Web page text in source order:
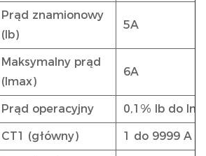
Prąd znamionowy
(Ib)
5A
Maksymalny prąd
(Imax)
6A
Prąd operacyjny 0,1% Ib do
CT1 (główny) 1 do 9999 A